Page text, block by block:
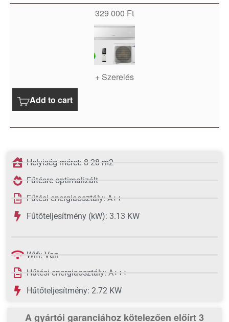
329 000 Ft
+ Szerelés
Add to cart
Helyiség méret: 8-28 m2
Fűtésre optimalizált
Fűtési energiaosztály: A++
Fűtőteljesítmény (kW): 3.13 KW
Wifi: Van
Hűtési energiaosztály: A+++
Hűtőteljesítmény: 2.72 KW
A gyártói garanciához kötelezően előírt 3